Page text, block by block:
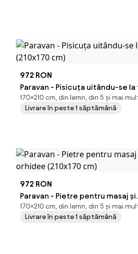
972 RON
Paravan - Pisicuța uitându-se
(210x170 cm)
170×210 cm, din lemn, din 5 și mai
Livrare în peste 1 săptămână
972 RON
Paravan - Pietre pentru masaj și
orhidee (210x170 cm)
170×210 cm, din lemn, din 5 și mai
Livrare în peste 1 săptămână